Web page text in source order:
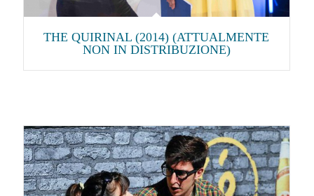
THE QUIRINAL (2014) (ATTUALMENTE
NON IN DISTRIBUZIONE)